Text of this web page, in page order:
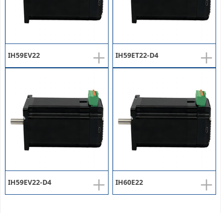
+
IH59EV22 +
IH59ET22-D4
+
IH59EV22-D4 +
IH60E22